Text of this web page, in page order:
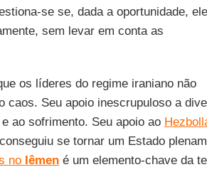
se se, dada a oportunidade,
sem levar em conta as
os líderes do regime iraniano não
caos. Seu apoio inescrupuloso a
ao sofrimento. Seu apoio ao
se tornar um Estado
no Iêmené um elemento-chave da